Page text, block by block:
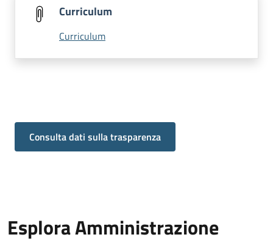
Curriculum
Curriculum
Consulta dati sulla trasparenza
Esplora Amministrazione